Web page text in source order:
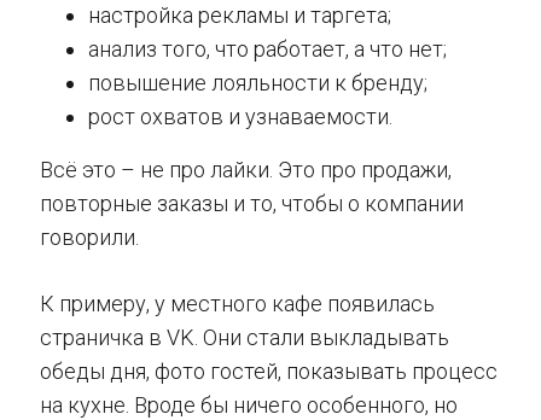
настройка рекламы и таргета;
анализ того, что работает, а что нет;
повышение лояльности к бренду;
рост охватов и узнаваемости.
Всё это – не про лайки. Это про продажи,
повторные заказы и то, чтобы о компании
говорили.
К примеру, у местного кафе появилась
страничка в VK. Они стали выкладывать
обеды дня, фото гостей, показывать процесс
на кухне. Вроде бы ничего особенного, но